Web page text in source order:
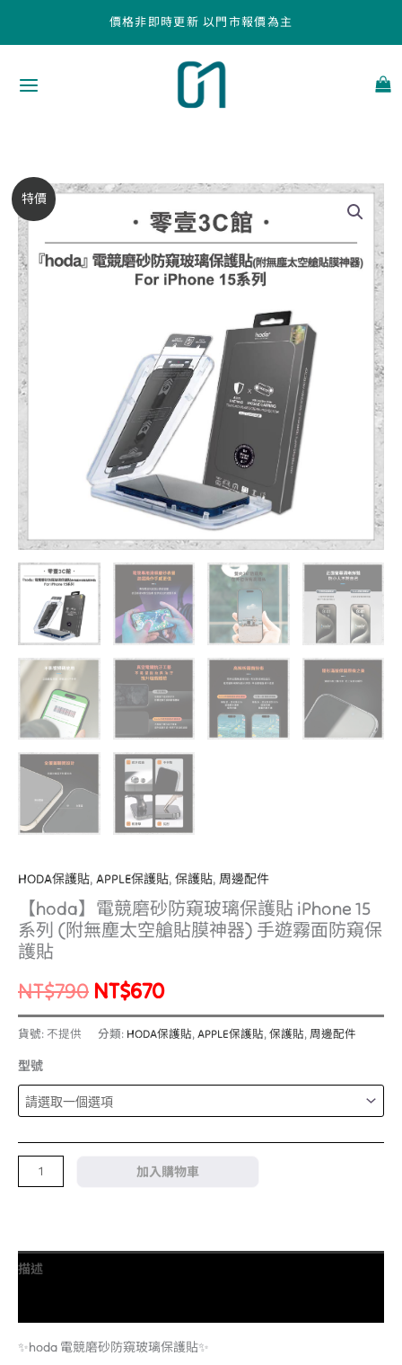
價格非即時更新 以門市報價為主
特價
HODA保護貼, APPLE保護貼, 保護貼, 周邊配件
【hoda】電競磨砂防窺玻璃保護貼 iPhone 15
系列 (附無塵太空艙貼膜神器) 手遊霧面防窺保
護貼
NT$790
原
始
NT$790。
NT$670
目
前
價
NT$670。
貨號: 不提供 分類: HODA保護貼, APPLE保護貼, 保護貼, 周邊配件
型號
【hoda】
電
競
磨
砂
窺
玻
璃
保
15
系
列
(附
空
神
遊
面
窺
保
護
貼
數
量
加入購物車
描述
✨hoda 電競磨砂防窺玻璃保護貼✨